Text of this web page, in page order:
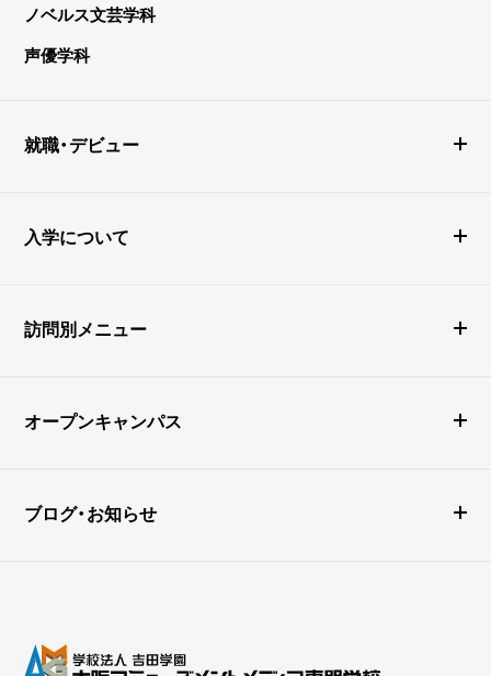
ノベルス文芸学科
声優学科
就職・デビュー
入学について
訪問別メニュー
オープンキャンパス
ブログ・お知らせ